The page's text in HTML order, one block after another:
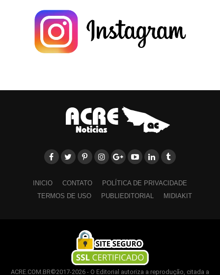
INICIO CONTATO
POLÍTICA DE PRIVACIDADE
TERMOS DE USO
PUBLIEDITORIAL MIDIAKIT
ACRE.COM.BR©2017-2026 - O Editorial autoriza a reprodução, citada a